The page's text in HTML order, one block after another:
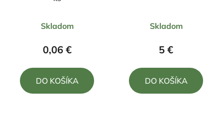
Skladom
0,06 €
DO KOŠÍKA
Skladom
5 €
DO KOŠÍKA